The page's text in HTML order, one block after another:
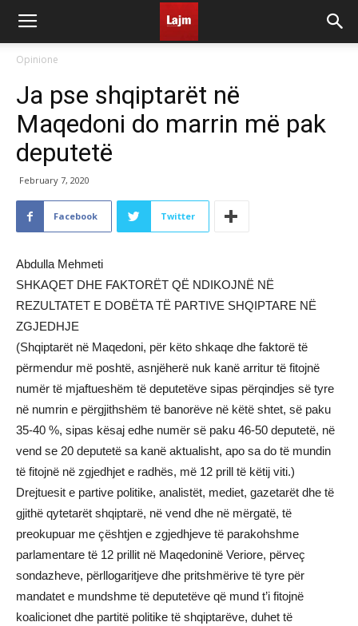
Opinione
Ja pse shqiptarët në
Maqedoni do marrin më pak
deputetë
February 7, 2020
Facebook Twitter
Abdulla Mehmeti
SHKAQET DHE FAKTORËT QË NDIKOJNË NË
REZULTATET E DOBËTA TË PARTIVE SHQIPTARE NË
ZGJEDHJE
(Shqiptarët në Maqedoni, për këto shkaqe dhe faktorë të
përmendur më poshtë, asnjëherë nuk kanë arritur të fitojnë
numër të mjaftueshëm të deputetëve sipas përqindjes së tyre
në numrin e përgjithshëm të banorëve në këtë shtet, së paku
35-40 %, sipas kësaj edhe numër së paku 46-50 deputetë, në
vend se 20 deputetë sa kanë aktualisht, apo sa do të mundin
të fitojnë në zgjedhjet e radhës, më 12 prill të këtij viti.)
Drejtuesit e partive politike, analistët, mediet, gazetarët dhe të
gjithë qytetarët shqiptarë, në vend dhe në mërgatë, të
preokupuar me çështjen e zgjedhjeve të parakohshme
parlamentare të 12 prillit në Maqedoninë Veriore, përveç
sondazheve, përllogaritjeve dhe pritshmërive të tyre për
mandatet e mundshme të deputetëve që mund t’i fitojnë
koalicionet dhe partitë politike të shqiptarëve, duhet të